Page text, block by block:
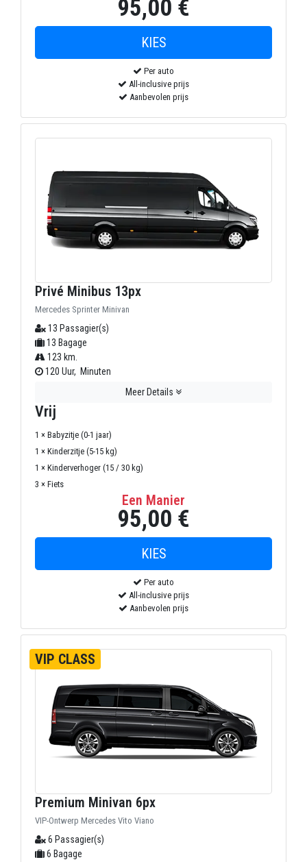
95,00 €
Per auto
All-inclusive prijs
Aanbevolen prijs
Privé Minibus 13px
Mercedes Sprinter Minivan
13 Passagier(s)
13 Bagage
123 km.
120 Uur, Minuten
Meer Details
Vrij
1 × Babyzitje (0-1 jaar)
1 × Kinderzitje (5-15 kg)
1 × Kinderverhoger (15 / 30 kg)
3 × Fiets
Een Manier
95,00 €
Per auto
All-inclusive prijs
Aanbevolen prijs
VIP CLASS
Premium Minivan 6px
VIP-Ontwerp Mercedes Vito Viano
6 Passagier(s)
6 Bagage